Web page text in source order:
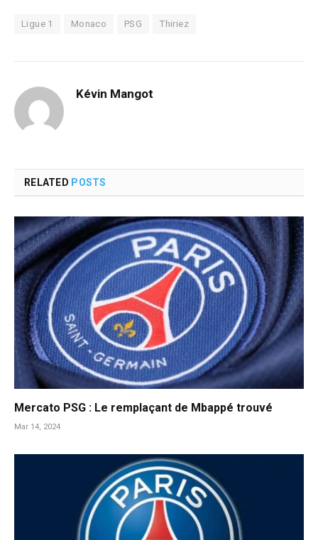
Ligue 1 Monaco PSG Thiriez
Kévin Mangot
RELATED POSTS
Mercato PSG : Le remplaçant de Mbappé trouvé
Mar 14, 2024